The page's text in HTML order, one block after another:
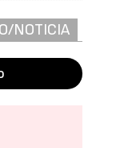
NOTICIA